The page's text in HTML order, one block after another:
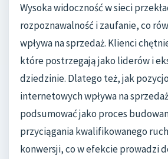
Wysoka widoczność w sieci
rozpoznawalność i zaufanie, co
wpływa na sprzedaż. Klienci
które postrzegają jako liderów i
dziedzinie. Dlatego też, jak
internetowych wpływa na
podsumować jako proces
przyciągania kwalifikowanego
konwersji, co w efekcie prowadzi